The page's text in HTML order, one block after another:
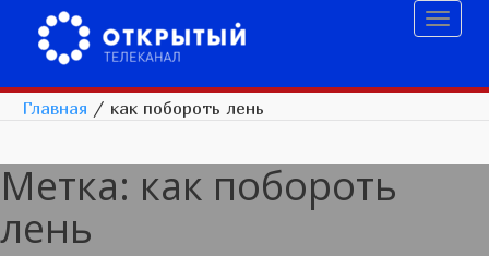
Главная / как побороть лень
Метка: как побороть
лень